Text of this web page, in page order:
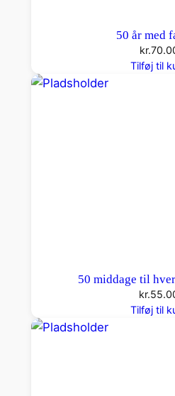
50 år med
kr.
Tilføj til
50 middage til
kr.
Tilføj til